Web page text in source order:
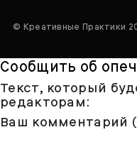
© Креативные Практики
Сообщить об
Текст, который
редакторам:
Ваш комментарий